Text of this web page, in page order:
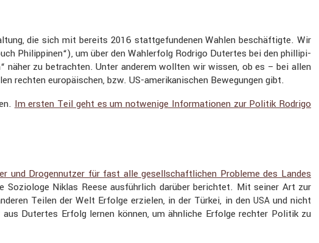
die sich mit bereits 2016 statt­ge­fun­denen Wahlen beschäf­tigte. Wir
Philip­pinen“), um über den Wahler­folg Rodrigo Dutertes bei den philli­pi­
näher zu betrachten. Unter anderem wollten wir wissen, ob es – bei allen
rechten europäi­schen, bzw. US-ameri­ka­ni­schen Bewegungen gibt.
Im ersten Teil geht es um notwe­nige Infor­ma­tionen zur Politik Rodrigo
und Drogen­nutzer für fast alle gesell­schaft­li­chen Probleme des Landes
Sozio­loge Niklas Reese ausführ­lich darüber berichtet. Mit seiner Art zur
Teilen der Welt Erfolge erzielen, in der Türkei, in den USAund nicht
Dutertes Erfolg lernen können, um ähnliche Erfolge rechter Politik zu